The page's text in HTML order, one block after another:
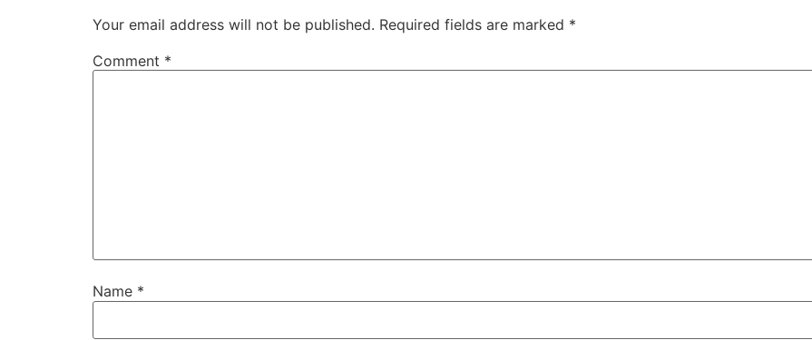
Your email address will not be published. Required fields are marked *
Comment *
Name *